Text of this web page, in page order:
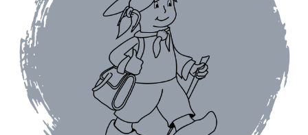
Conditionnements épices
Boîtes à épices
Coffrets épices
Epices en vrac